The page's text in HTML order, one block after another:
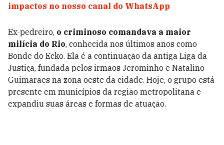
impactos no nosso canal do WhatsApp
Ex-pedreiro, o criminoso comandava a maior
milícia do Rio, conhecida nos últimos anos como
Bonde do Ecko. Ela é a continuação da antiga Liga da
Justiça, fundada pelos irmãos Jerominho e Natalino
Guimarães na zona oeste da cidade. Hoje, o grupo está
presente em municípios da região metropolitana e
expandiu suas áreas e formas de atuação.